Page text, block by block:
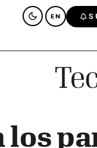
EN
los